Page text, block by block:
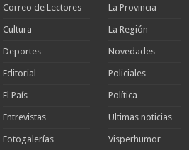
Correo de Lectores
Cultura
Deportes
Editorial
El País
Entrevistas
Fotogalerías
La Provincia
La Región
Novedades
Policiales
Política
Ultimas noticias
Visperhumor